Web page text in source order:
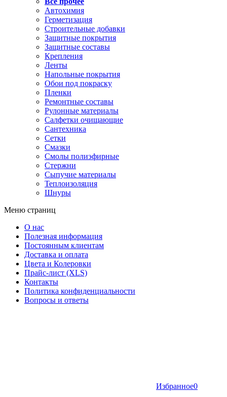
Автохимия
Герметизация
Строительные добавки
Защитные покрытия
Защитные составы
Крепления
Ленты
Напольные покрытия
Обои под покраску
Пленки
Ремонтные составы
Рулонные материалы
Салфетки очищающие
Сантехника
Сетки
Смазки
Смолы полиэфирные
Стержни
Сыпучие материалы
Теплоизоляция
Шнуры
Меню страниц
О нас
Полезная информация
Постоянным клиентам
Доставка и оплата
Цвета и Колеровки
Прайс-лист (XLS)
Контакты
Политика конфиденциальности
Вопросы и ответы
Избранное0